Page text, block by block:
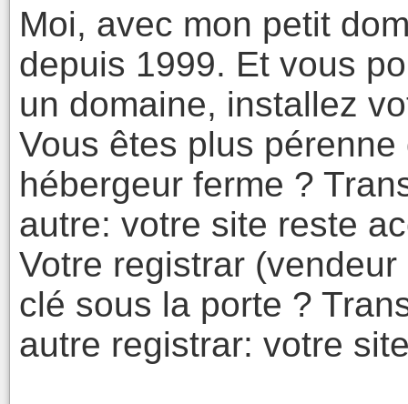
Moi, avec mon petit
depuis 1999. Et vous
un domaine, installez
Vous êtes plus
hébergeur ferme ?
autre: votre site reste
Votre registrar
clé sous la porte ?
autre registrar: votre